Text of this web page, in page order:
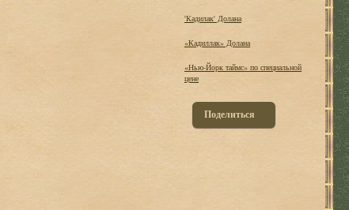
'Кадилак' Долана
«Кадиллак» Долана
«Нью-Йорк таймс» по специальной
цене
Поделиться